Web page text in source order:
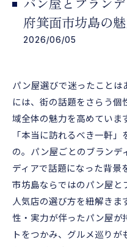
パン屋とブラン
府箕面市坊島の
2026/06/05
パン屋選びで迷ったことは
には、街の話題をさらう
域全体の魅力を高めていま
「本当に訪れるべき一軒
の。パン屋ごとのブランデ
ディアで話題になった背景
市坊島ならではのパン屋と
人気店の選び方を紐解きま
性・実力が伴ったパン屋が
トをつかみ、グルメ巡り